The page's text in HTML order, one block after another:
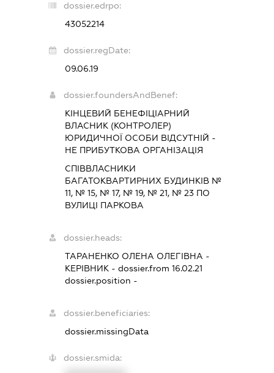
dossier.edrpo:
43052214
dossier.regDate:
09.06.19
dossier.foundersAndBenef:
КІНЦЕВИЙ БЕНЕФІЦІАРНИЙ
ВЛАСНИК (КОНТРОЛЕР)
ЮРИДИЧНОЇ ОСОБИ ВІДСУТНІЙ -
НЕ ПРИБУТКОВА ОРГАНІЗАЦІЯ
СПІВВЛАСНИКИ
БАГАТОКВАРТИРНИХ БУДИНКІВ №
11, № 15, № 17, № 19, № 21, № 23 ПО
ВУЛИЦІ ПАРКОВА
dossier.heads:
ТАРАНЕНКО ОЛЕНА ОЛЕГІВНА -
КЕРІВНИК - dossier.from 16.02.21
dossier.position -
dossier.beneficiaries:
dossier.missingData
dossier.smida: